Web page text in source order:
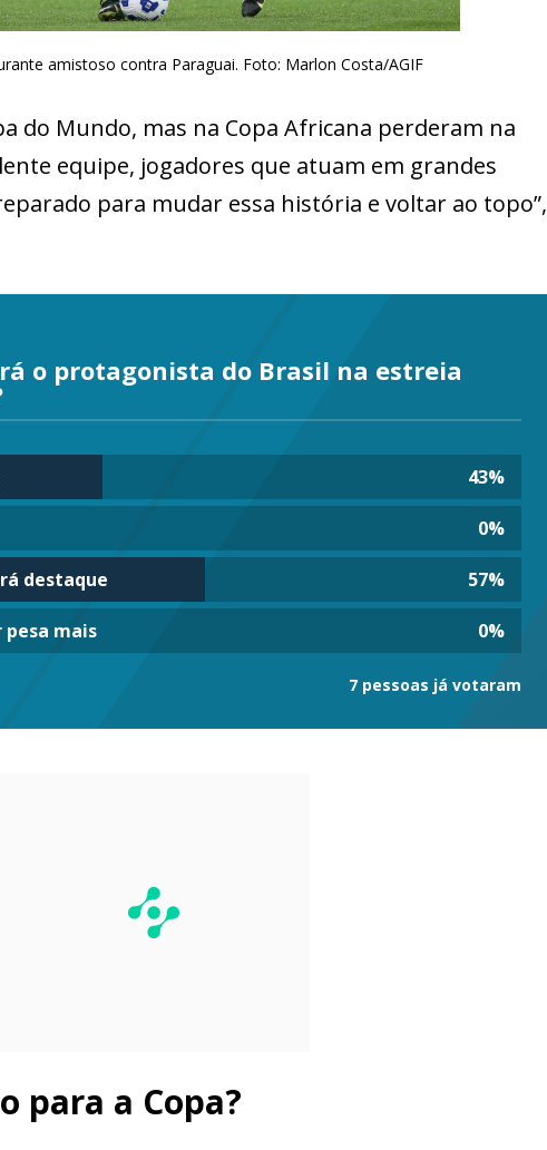
amistoso contra Paraguai. Foto: Marlon Costa/AGIF
do Mundo, mas na Copa Africana perderam na
equipe, jogadores que atuam em grandes
para mudar essa história e voltar ao topo”,
o protagonista do Brasil na estreia
43%
0%
destaque 57%
pesa mais 0%
7 pessoas já votaram
para a Copa?